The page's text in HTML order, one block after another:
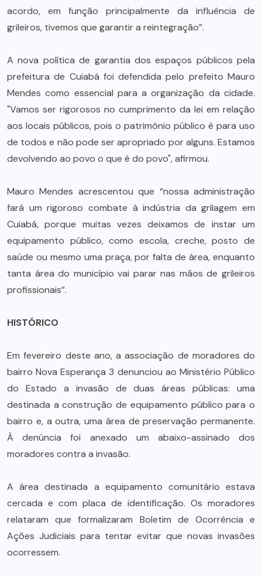
acordo, em função principalmente da influência de
grileiros, tivemos que garantir a reintegração”.
A nova política de garantia dos espaços públicos pela
prefeitura de Cuiabá foi defendida pelo prefeito Mauro
Mendes como essencial para a organização da cidade.
"Vamos ser rigorosos no cumprimento da lei em relação
aos locais públicos, pois o patrimônio público é para uso
de todos e não pode ser apropriado por alguns. Estamos
devolvendo ao povo o que é do povo", afirmou.
Mauro Mendes acrescentou que “nossa administração
fará um rigoroso combate à indústria da grilagem em
Cuiabá, porque muitas vezes deixamos de instar um
equipamento público, como escola, creche, posto de
saúde ou mesmo uma praça, por falta de área, enquanto
tanta área do município vai parar nas mãos de grileiros
profissionais”.
HISTÓRICO
Em fevereiro deste ano, a associação de moradores do
bairro Nova Esperança 3 denunciou ao Ministério Público
do Estado a invasão de duas áreas públicas: uma
destinada a construção de equipamento público para o
bairro e, a outra, uma área de preservação permanente.
À denúncia foi anexado um abaixo-assinado dos
moradores contra a invasão.
A área destinada a equipamento comunitário estava
cercada e com placa de identificação. Os moradores
relataram que formalizaram Boletim de Ocorrência e
Ações Judiciais para tentar evitar que novas invasões
ocorressem.